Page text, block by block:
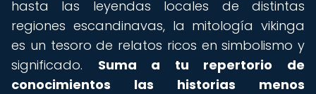
hasta las leyendas locales de distintas
regiones escandinavas, la mitología vikinga
es un tesoro de relatos ricos en simbolismo y
significado. Suma a tu repertorio de
conocimientos las historias menos